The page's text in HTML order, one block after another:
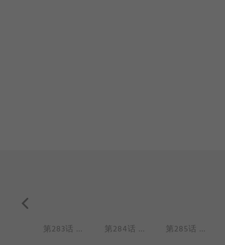
第283话 星君百变发型（发型 限定版） 第284话 白泽生日（生日蛋糕 生日愿望） 第285话 白雪公主1（魔镜魔镜 公主与猎人）